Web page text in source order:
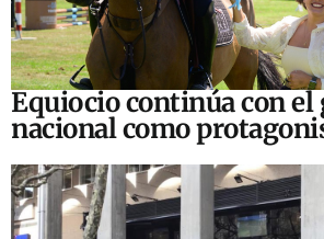
Equiocio continúa con el
nacional como